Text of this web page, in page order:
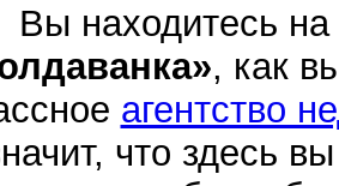
Вы находитесь
, как
агентство
что здесь